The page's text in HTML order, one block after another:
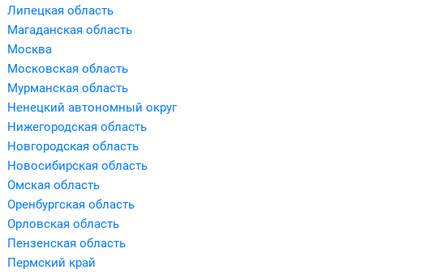
Липецкая область
Магаданская область
Москва
Московская область
Мурманская область
Ненецкий автономный округ
Нижегородская область
Новгородская область
Новосибирская область
Омская область
Оренбургская область
Орловская область
Пензенская область
Пермский край